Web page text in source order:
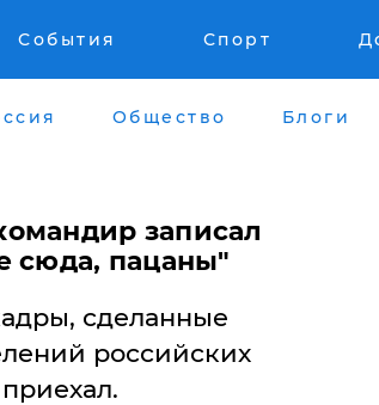
События Спорт
Общество Блоги
записал
сюда, пацаны"
сделанные
российских